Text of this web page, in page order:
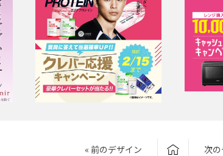
« 前のデザイン 次